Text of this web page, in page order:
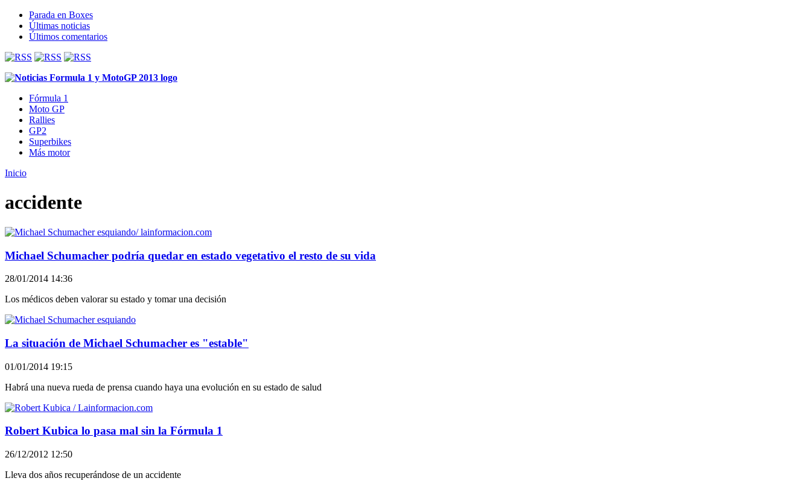
Parada en Boxes
Últimas noticias
Últimos comentarios
Fórmula 1
Moto GP
Rallies
GP2
Superbikes
Más motor
Inicio
accidente
Michael Schumacher podría quedar en estado vegetativo el resto de su vida
28/01/2014 14:36
Los médicos deben valorar su estado y tomar una decisión
La situación de Michael Schumacher es "estable"
01/01/2014 19:15
Habrá una nueva rueda de prensa cuando haya una evolución en su estado de salud
Robert Kubica lo pasa mal sin la Fórmula 1
26/12/2012 12:50
Lleva dos años recuperándose de un accidente